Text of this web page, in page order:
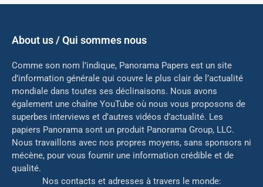
About us / Qui sommes nous
Comme son nom l’indique, Panorama Papers est un site
d’information générale qui couvre le plus clair de l’actualité
mondiale dans toutes ses déclinaisons. Nous avons
également une chaîne YouTube où nous vous proposons de
superbes interviews et d’autres vidéos d’actualité. Les
papiers Panorama sont un produit Panorama Group, LLC.
Nous travaillons avec nos propres moyens, sans sponsors ni
mécène, pour vous fournir une information crédible et de
qualité.
Nos contacts et adresses à travers le monde: